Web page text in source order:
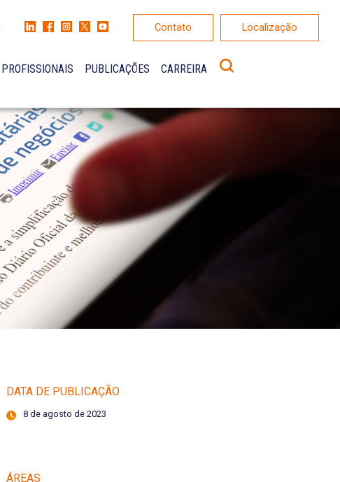
Contato Localização
PROFISSIONAIS PUBLICAÇÕES CARREIRA
DATA DE PUBLICAÇÃO
8 de agosto de 2023
ÁREAS